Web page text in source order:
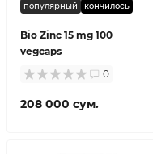
популярный кончилось
Bio Zinc 15 mg 100
vegcaps
0
208 000 сум.